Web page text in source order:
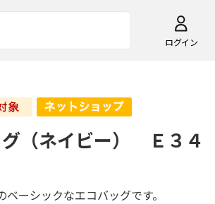
ログイン
（ネイビー） Ｅ３４
ーシックなエコバッグです。